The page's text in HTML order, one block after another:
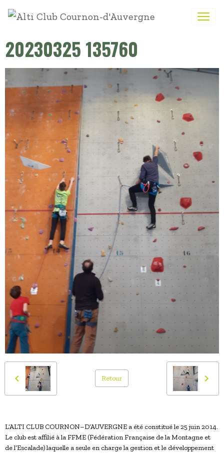
20230325 135760
Retour
L’ALTI CLUB COURNON–D’AUVERGNE a été constitué le 25 juin 2014.
Le club est affilié à la FFME (Fédération Française de la Montagne et
de l’Escalade) laquelle a seule en charge la gestion et le développement